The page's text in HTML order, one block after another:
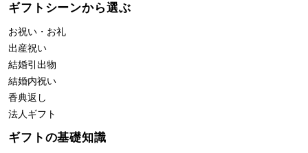
ギフトシーンから選ぶ
お祝い・お礼
出産祝い
結婚引出物
結婚内祝い
香典返し
法人ギフト
ギフトの基礎知識